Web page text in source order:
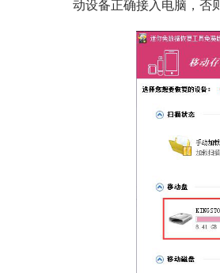
动设备正确接入电脑，否